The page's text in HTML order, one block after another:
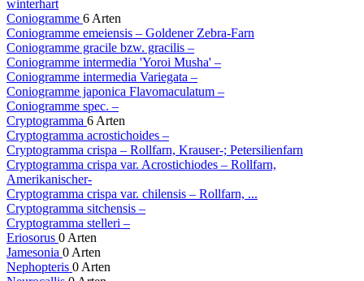
winterhart
Coniogramme 6 Arten
Coniogramme emeiensis – Goldener Zebra-Farn
Coniogramme gracile bzw. gracilis –
Coniogramme intermedia 'Yoroi Musha' –
Coniogramme intermedia Variegata –
Coniogramme japonica Flavomaculatum –
Coniogramme spec. –
Cryptogramma 6 Arten
Cryptogramma acrostichoides –
Cryptogramma crispa – Rollfarn, Krauser-; Petersilienfarn
Cryptogramma crispa var. Acrostichiodes – Rollfarn,
Amerikanischer-
Cryptogramma crispa var. chilensis – Rollfarn, ...
Cryptogramma sitchensis –
Cryptogramma stelleri –
Eriosorus 0 Arten
Jamesonia 0 Arten
Nephopteris 0 Arten